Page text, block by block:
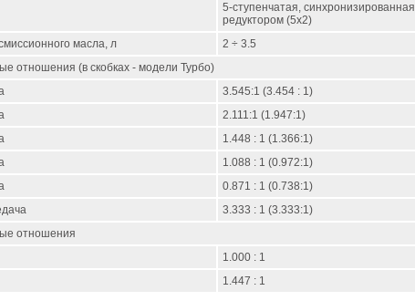
5-ступенчатая,
редуктором (5х2)
масла, л
2 ÷ 3.5
отношения (в скобках - модели Турбо)
3.545:1 (3.454 : 1)
2.111:1 (1.947:1)
1.448 : 1 (1.366:1)
1.088 : 1 (0.972:1)
0.871 : 1 (0.738:1)
3.333 : 1 (3.333:1)
отношения
1.000 : 1
1.447 : 1